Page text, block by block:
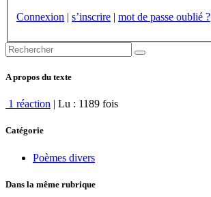
Connexion | s’inscrire | mot de passe oublié ?
A propos du texte
1 réaction | Lu : 1189 fois
Catégorie
Poèmes divers
Dans la même rubrique